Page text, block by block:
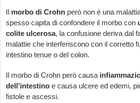
Il morbo di Crohn però non è una
spesso capita di confondere il morbo con
colite ulcerosa, la confusione deriva dal
malattie che interferiscono con il corretto
intestino tenue o del colon.
Il morbo di Crohn però causa
dell’intestino e causa ulcere ed edemi,
fistole e ascessi.